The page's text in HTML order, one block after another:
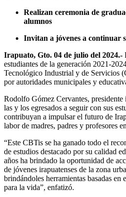
Realizan ceremonia de
alumnos
Invitan a jóvenes a continuar
Irapuato, Gto. 04 de julio del 2024.-
estudiantes de la generación 2021-
Tecnológico Industrial y de Servicios
por autoridades municipales y
Rodolfo Gómez Cervantes,
las y los egresados a seguir con sus
contribuyan a impulsar el futuro de
labor de madres, padres y profesores
“Este CBTis se ha ganado todo el
de estudios destacado por su calidad
años ha brindado la oportunidad de
de jóvenes irapuatenses de la zona
brindándoles herramientas basadas
para la vida”, enfatizó.